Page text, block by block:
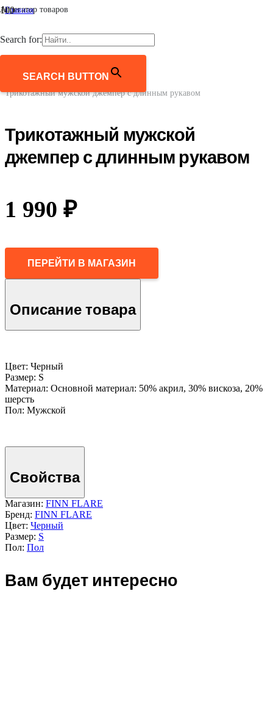
Агрегатор товаров
Search for:
SEARCH BUTTON
Главная
/
Джемперы, свитеры, кардиганы
Трикотажный мужской джемпер с длинным рукавом
Трикотажный мужской
джемпер с длинным рукавом
1 990 ₽
ПЕРЕЙТИ В МАГАЗИН
Описание товара
Цвет: Черный
Размер: S
Материал: Основной материал: 50% акрил, 30% вискоза, 20%
шерсть
Пол: Мужской
Свойства
Магазин: FINN FLARE
Бренд: FINN FLARE
Цвет: Черный
Размер: S
Пол: Пол
Вам будет интересно